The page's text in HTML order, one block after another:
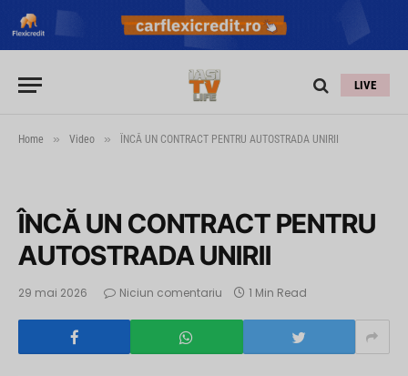
LIVE
Home » Video » ÎNCĂ UN CONTRACT PENTRU AUTOSTRADA UNIRII
ÎNCĂ UN CONTRACT PENTRU
AUTOSTRADA UNIRII
29 mai 2026 Niciun comentariu 1 Min Read